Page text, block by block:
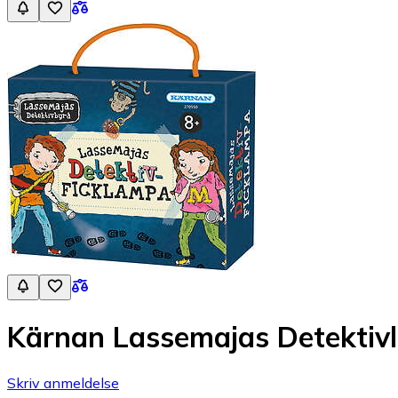
Kärnan Lassemajas
Skriv anmeldelse